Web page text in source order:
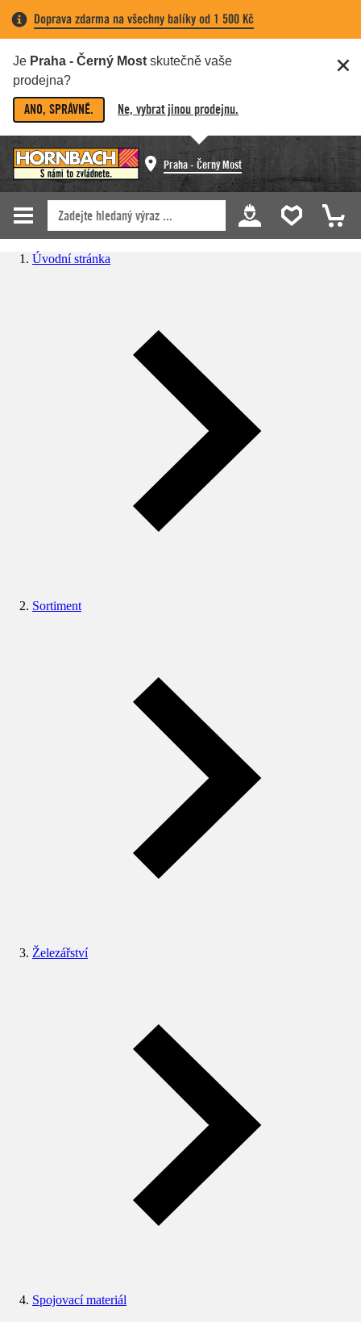
Doprava zdarma na všechny balíky od 1 500 Kč
Je Praha - Černý Most skutečně vaše
prodejna?
ANO, SPRÁVNĚ. Ne, vybrat jinou prodejnu.
Praha - Černý Most
Úvodní stránka
Sortiment
Železářství
Spojovací materiál